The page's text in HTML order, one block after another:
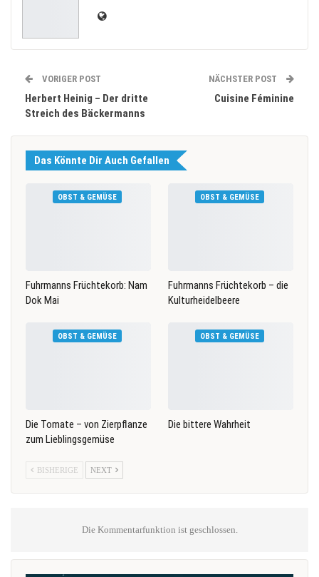
VORIGER POST
Herbert Heinig – Der dritte
Streich des Bäckermanns
NÄCHSTER POST
Cuisine Féminine
Das Könnte Dir Auch Gefallen
OBST & GEMÜSE
Fuhrmanns Früchtekorb: Nam
Dok Mai
OBST & GEMÜSE
Fuhrmanns Früchtekorb – die
Kulturheidelbeere
OBST & GEMÜSE
Die Tomate – von Zierpflanze
zum Lieblingsgemüse
OBST & GEMÜSE
Die bittere Wahrheit
BISHERIGE NEXT
Die Kommentarfunktion ist geschlossen.